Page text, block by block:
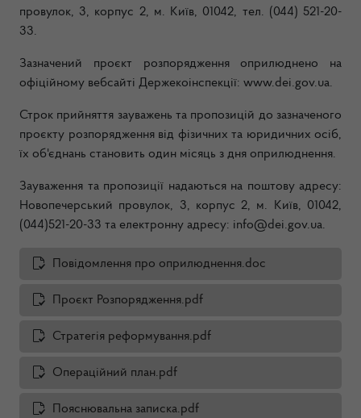
провулок, 3, корпус 2, м. Київ, 01042, тел. (044) 521-20-
33.
Зазначений проєкт розпорядження оприлюднено на
офіційному вебсайті Держекоінспекції: www.dei.gov.ua.
Строк прийняття зауважень та пропозицій до зазначеного
проєкту розпорядження від фізичних та юридичних осіб,
їх об'єднань становить один місяць з дня оприлюднення.
Зауваження та пропозиції надаються на поштову адресу:
Новопечерський провулок, 3, корпус 2, м. Київ, 01042,
(044)521-20-33 та електронну адресу: info@dei.gov.ua.
Повiдомлення про оприлюднення.doc
Проєкт Розпорядження.pdf
Стратегія реформування.pdf
Операційний план.pdf
Пояснювальна записка.pdf